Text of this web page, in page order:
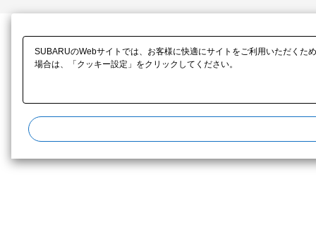
SUBARUのWebサイトでは、お客様に快適にサイトをご利用いただく
場合は、「クッキー設定」をクリックしてください。​